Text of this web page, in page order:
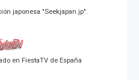
japonesa "Seekjapan.jp".
en FiestaTV de España